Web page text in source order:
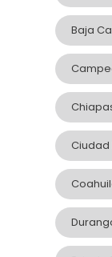
Baja
Ciudad